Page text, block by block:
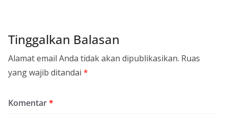
Tinggalkan Balasan
Alamat email Anda tidak akan dipublikasikan. Ruas
yang wajib ditandai *
Komentar*